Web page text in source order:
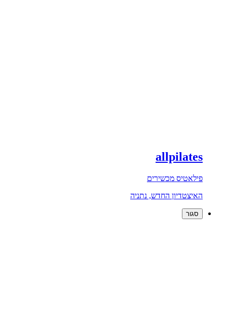
allpilates
פילאטיס מכשירים
האיצטדיון החדש, נתניה
סגור